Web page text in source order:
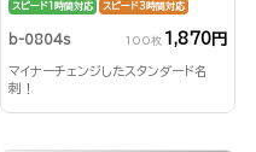
スピード1時間対応 スピード3時間対応
b-0804s 100枚 1,870円
マイナーチェンジしたスタンダード名
刺！